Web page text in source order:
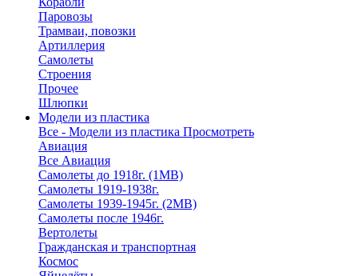
Паровозы
Трамваи, повозки
Артиллерия
Самолеты
Строения
Прочее
Шлюпки
Модели из пластика
Все - Модели из пластика Просмотреть
Авиация
Все Авиация
Самолеты до 1918г. (1МВ)
Самолеты 1919-1938г.
Самолеты 1939-1945г. (2МВ)
Самолеты после 1946г.
Вертолеты
Гражданская и транспортная
Космос